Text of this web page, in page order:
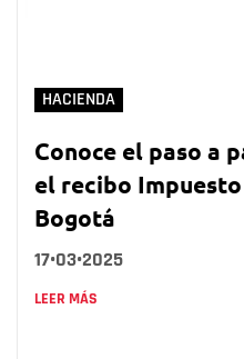
HACIENDA
Conoce el paso a
el recibo
Bogotá
17•03•2025
LEER MÁS